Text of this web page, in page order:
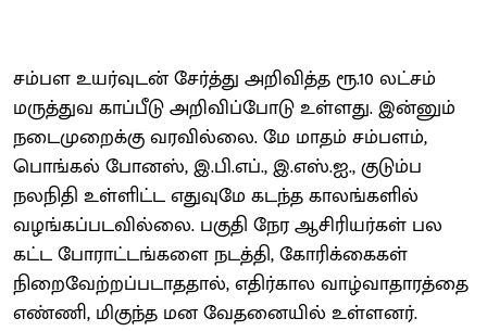
சம்பள உயர்வுடன் சேர்த்து அறிவித்த ரூ.10 லட்சம்
மருத்துவ காப்பீடு அறிவிப்போடு உள்ளது. இன்னும்
நடைமுறைக்கு வரவில்லை. மே மாதம் சம்பளம்,
பொங்கல் போனஸ், இ.பி.எப்., இ.எஸ்.ஐ., குடும்ப
நலநிதி உள்ளிட்ட எதுவுமே கடந்த காலங்களில்
வழங்கப்படவில்லை. பகுதி நேர ஆசிரியர்கள் பல
கட்ட போராட்டங்களை நடத்தி, கோரிக்கைகள்
நிறைவேற்றப்படாததால், எதிர்கால வாழ்வாதாரத்தை
எண்ணி, மிகுந்த மன வேதனையில் உள்ளனர்.